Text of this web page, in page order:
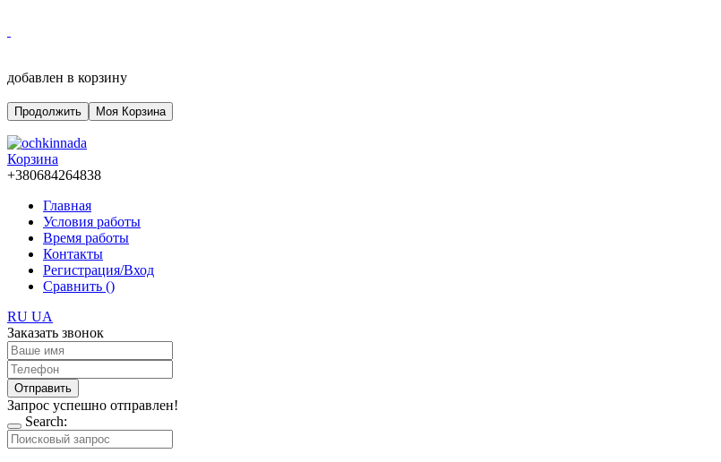
добавлен в корзину
Продолжить Моя Корзина
Корзина
+380684264838
Главная
Условия работы
Время работы
Контакты
Регистрация/Вход
Сравнить ()
RU UA
Заказать звонок
Отправить
Запрос успешно отправлен!
Search: